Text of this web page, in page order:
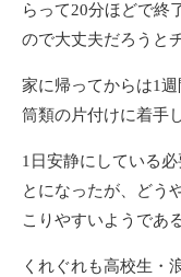
らって20分ほどで終
ので大丈夫だろうと
家に帰ってからは1
筒類の片付けに着手
1日安静にしている
とになったが、どう
こりやすいようである
くれぐれも高校生・